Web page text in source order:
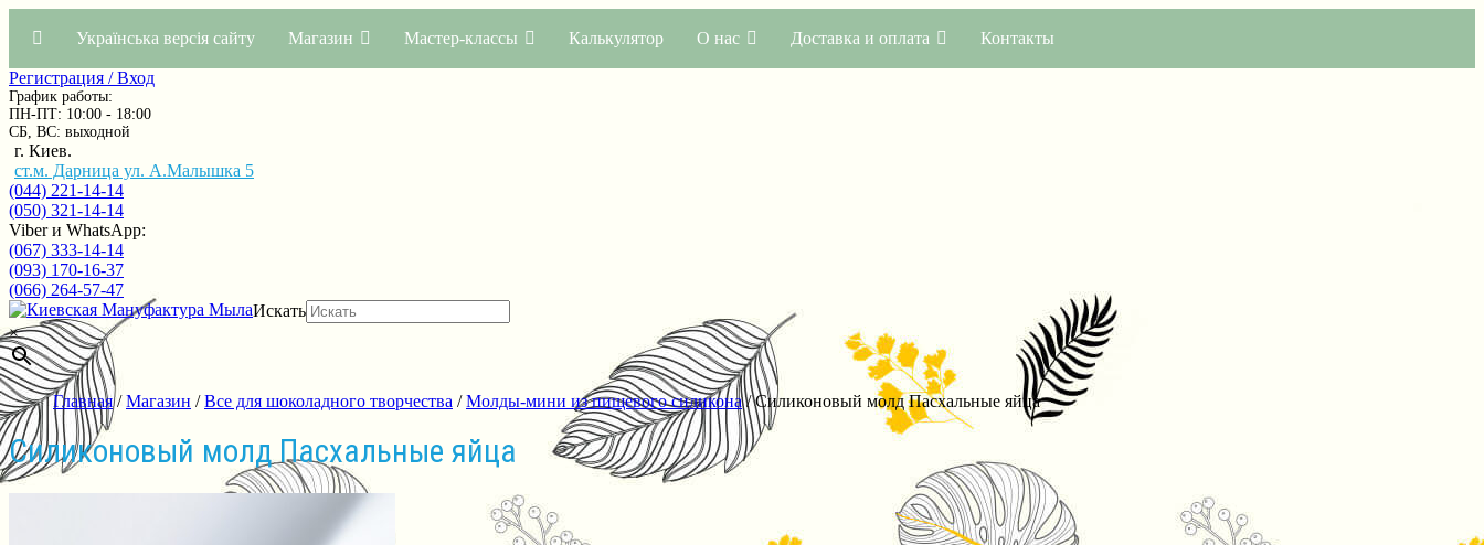
Українська версія сайту Магазин Мастер-классы Калькулятор О нас Доставка и оплата Контакты
Регистрация / Вход
График работы:
ПН-ПТ: 10:00 - 18:00
СБ, ВС: выходной
г. Киев.
ст.м. Дарница ул. А.Малышка 5
(044) 221-14-14
(050) 321-14-14
Viber и WhatsApp:
(067) 333-14-14
(093) 170-16-37
(066) 264-57-47
Искать
×
Главная/Магазин /Все для шоколадного творчества /Молды-мини из пищевого силикона/ Силиконовый молд Пасхальные яйца
Силиконовый молд Пасхальные яйца